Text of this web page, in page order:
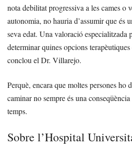
nota debilitat progressiva a les cames o
autonomia, no hauria d’assumir que és
seva edat. Una valoració especialitzada
determinar quines opcions
conclou el Dr. Villarejo.
Perquè, encara que moltes persones ho
caminar no sempre és una
temps.
Sobre l’Hospital